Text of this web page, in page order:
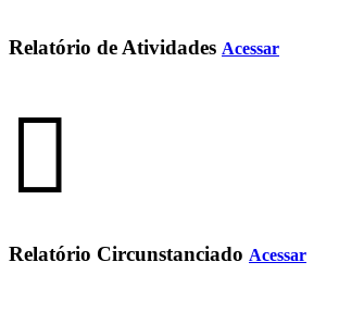
Relatório de Atividades Acessar
Relatório Circunstanciado Acessar